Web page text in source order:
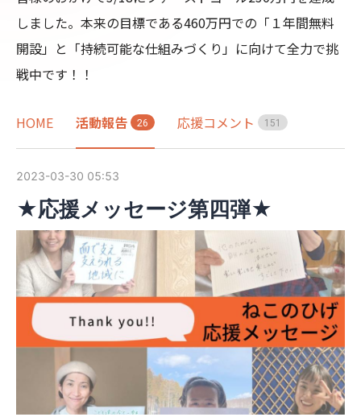
しました。本来の目標である460万円での「１年間無料
開設」と「持続可能な仕組みづくり」に向けて全力で挑
HOME 活動報告 26 応援コメント 1 51
2023-03-30 05:53
★応援メッセージ第四弾★